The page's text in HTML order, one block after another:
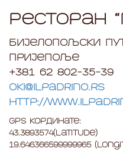
Ресторан
Бијелопољски
Пријепоље
+381 62 802-35-39
oki@ilpadrino.rs
http://
GPS Кординате:
43.3893574(Latitude)
19.646366599999965